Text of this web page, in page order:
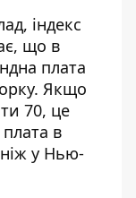
індекс
що в
плата
Якщо
70, це
в
у Нью-